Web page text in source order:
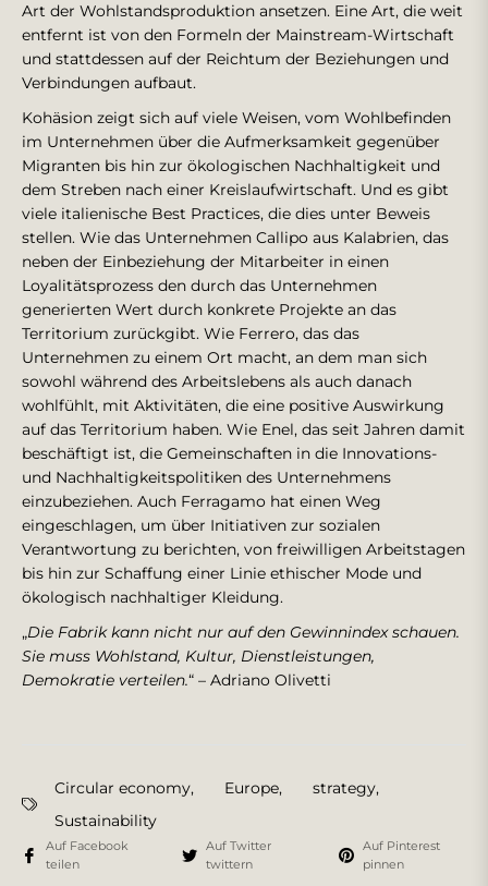
Art der Wohlstandsproduktion ansetzen. Eine Art, die weit
entfernt ist von den Formeln der Mainstream-Wirtschaft
und stattdessen auf der Reichtum der Beziehungen und
Verbindungen aufbaut.
Kohäsion zeigt sich auf viele Weisen, vom Wohlbefinden
im Unternehmen über die Aufmerksamkeit gegenüber
Migranten bis hin zur ökologischen Nachhaltigkeit und
dem Streben nach einer Kreislaufwirtschaft. Und es gibt
viele italienische Best Practices, die dies unter Beweis
stellen. Wie das Unternehmen Callipo aus Kalabrien, das
neben der Einbeziehung der Mitarbeiter in einen
Loyalitätsprozess den durch das Unternehmen
generierten Wert durch konkrete Projekte an das
Territorium zurückgibt. Wie Ferrero, das das
Unternehmen zu einem Ort macht, an dem man sich
sowohl während des Arbeitslebens als auch danach
wohlfühlt, mit Aktivitäten, die eine positive Auswirkung
auf das Territorium haben. Wie Enel, das seit Jahren damit
beschäftigt ist, die Gemeinschaften in die Innovations-
und Nachhaltigkeitspolitiken des Unternehmens
einzubeziehen. Auch Ferragamo hat einen Weg
eingeschlagen, um über Initiativen zur sozialen
Verantwortung zu berichten, von freiwilligen Arbeitstagen
bis hin zur Schaffung einer Linie ethischer Mode und
ökologisch nachhaltiger Kleidung.
„Die Fabrik kann nicht nur auf den Gewinnindex schauen.
Sie muss Wohlstand, Kultur, Dienstleistungen,
Demokratie verteilen.“ – Adriano Olivetti
Circular economy, Europe, strategy,
Sustainability
Auf Facebook
teilen
Auf Twitter
twittern
Auf Pinterest
pinnen